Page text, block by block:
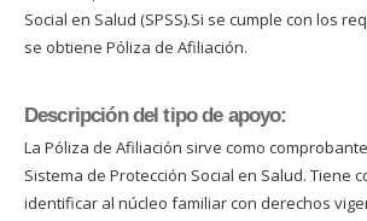
Social en Salud (SPSS).Si se cumple con los
se obtiene Póliza de Afiliación.
Descripción del tipo de apoyo:
La Póliza de Afiliación sirve como
Sistema de Protección Social en Salud. Tiene
identificar al núcleo familiar con derechos